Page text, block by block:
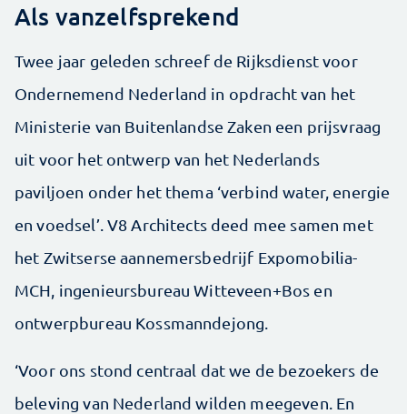
Als vanzelfsprekend
Twee jaar geleden schreef de Rijksdienst voor
Ondernemend Nederland in opdracht van het
Ministerie van Buitenlandse Zaken een prijsvraag
uit voor het ontwerp van het Nederlands
paviljoen onder het thema ‘verbind water, energie
en voedsel’. V8 Architects deed mee samen met
het Zwitserse aannemersbedrijf Expomobilia-
MCH, ingenieursbureau Witteveen+Bos en
ontwerpbureau Kossmanndejong.
‘Voor ons stond centraal dat we de bezoekers de
beleving van Nederland wilden meegeven. En